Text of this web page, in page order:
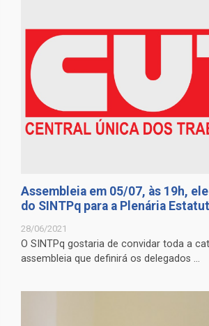
Assembleia em 05/07, às 19h,
do SINTPq para a Plenária
28/06/2021
O SINTPq gostaria de convidar toda a
assembleia que definirá os delegados ...